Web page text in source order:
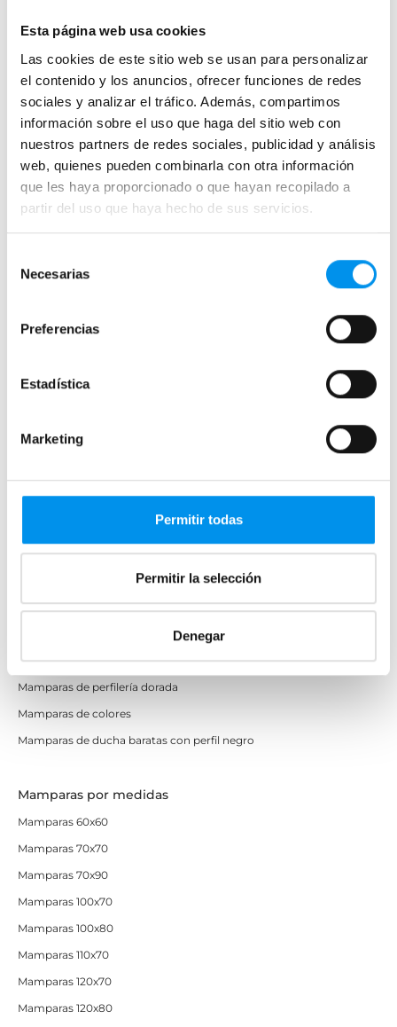
Esta página web usa cookies
Las cookies de este sitio web se usan para personalizar
el contenido y los anuncios, ofrecer funciones de redes
sociales y analizar el tráfico. Además, compartimos
información sobre el uso que haga del sitio web con
nuestros partners de redes sociales, publicidad y análisis
web, quienes pueden combinarla con otra información
que les haya proporcionado o que hayan recopilado a
partir del uso que haya hecho de sus servicios.
Necesarias
Preferencias
Estadística
Marketing
Permitir todas
Permitir la selección
Denegar
Mamparas de ducha
Frontales
Mamparas cuadradas
Mamparas rectangulares
Fijos y paneles de ducha
Correderas
Mamparas a ras de suelo
Mamparas de perfilería aluminio plata brillo
Mamparas de ducha perfilería negra
Mamparas de bañera perfilería negra
Mamparas de perfilería blanca
Mamparas de perfilería oro rosa
Mamparas de perfilería dorada
Mamparas de colores
Mamparas de ducha baratas con perfil negro
Mamparas por medidas
Mamparas 60x60
Mamparas 70x70
Mamparas 70x90
Mamparas 100x70
Mamparas 100x80
Mamparas 110x70
Mamparas 120x70
Mamparas 120x80